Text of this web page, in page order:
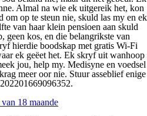
Almal na wie ek uitgereik het, kon
om op te steun nie, skuld las my en ek
van haar klein pensioen aan skuld
geen kos, en die belangrikste van
hierdie boodskap met gratis Wi-Fi
ek geëet het. Ek skryf uit wanhoop
jou, help my. Medisyne en voedsel
meer oor nie. Stuur asseblief enige
18 maande